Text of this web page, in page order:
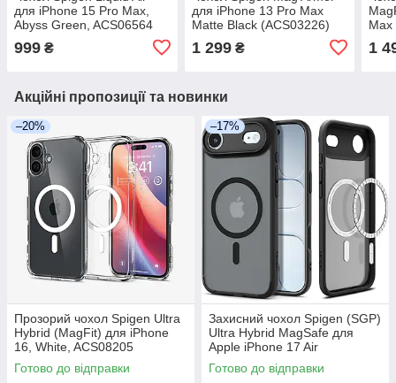
для iPhone 15 Pro Max,
Abyss Green, ACS06564
999 ₴
для iPhone 13 Pro Max
Matte Black (ACS03226)
1 299₴
Max
1
Акційні пропозиції та новинки
–20%
Прозорий чохол Spigen Ultra
Hybrid (MagFit) для iPhone
16, White, ACS08205
Готово до відправки
–17%
Захисний чохол Spigen (SGP)
Ultra Hybrid MagSafe для
Apple iPhone 17 Air
(2025), ACS06600 - Frost
Black
Готово до відправки